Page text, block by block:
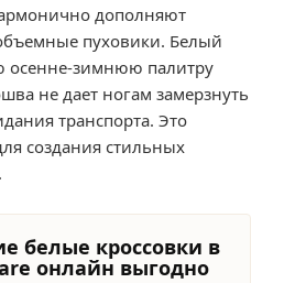
дополняют
пуховики. Белый
осенне-зимнюю палитру
не дает ногам замерзнуть
транспорта. Это
создания стильных
белые кроссовки в
онлайн выгодно